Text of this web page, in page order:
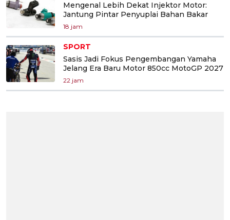
Mengenal Lebih Dekat Injektor Motor:
Jantung Pintar Penyuplai Bahan Bakar
18 jam
SPORT
Sasis Jadi Fokus Pengembangan Yamaha
Jelang Era Baru Motor 850cc MotoGP 2027
22 jam